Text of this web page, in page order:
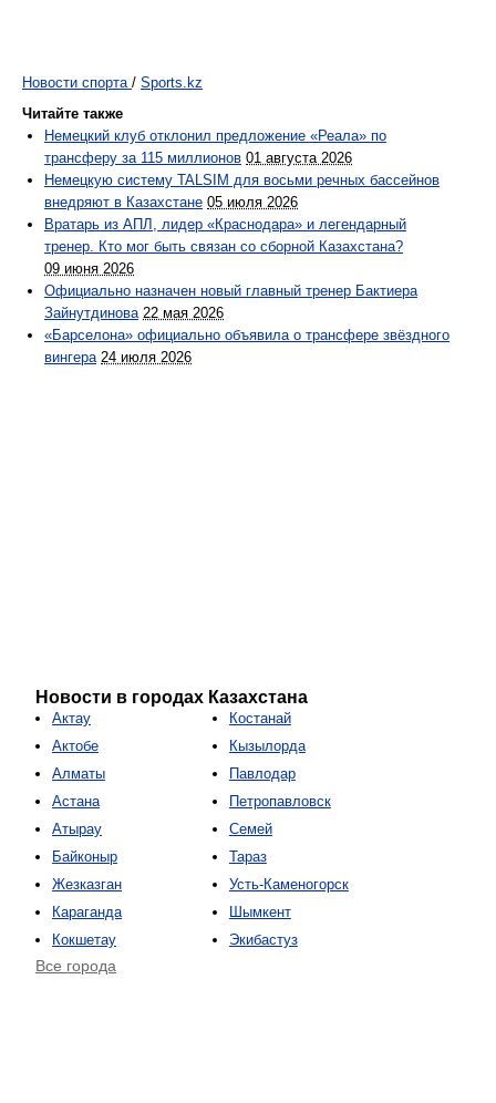
Новости спорта / Sports.kz
Читайте также
Немецкий клуб отклонил предложение «Реала» по
трансферу за 115 миллионов 01 августа 2026
Немецкую систему TALSIM для восьми речных бассейнов
внедряют в Казахстане 05 июля 2026
Вратарь из АПЛ, лидер «Краснодара» и легендарный
тренер. Кто мог быть связан со сборной Казахстана?
09 июня 2026
Официально назначен новый главный тренер Бактиера
Зайнутдинова 22 мая 2026
«Барселона» официально объявила о трансфере звёздного
вингера 24 июля 2026
Новости в городах Казахстана
Актау
Актобе
Алматы
Астана
Атырау
Байконыр
Жезказган
Караганда
Кокшетау
Костанай
Кызылорда
Павлодар
Петропавловск
Семей
Тараз
Усть-Каменогорск
Шымкент
Экибастуз
Все города